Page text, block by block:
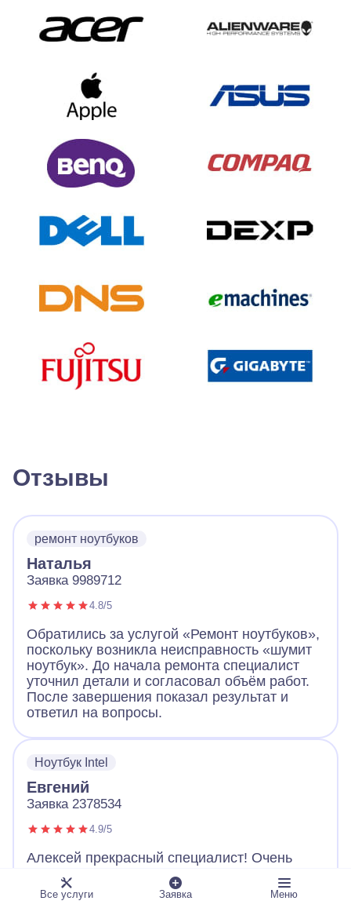
Отзывы
ремонт ноутбуков
Наталья
Заявка 9989712
4.8/5
Обратились за услугой «Ремонт ноутбуков»,
поскольку возникла неисправность «шумит
ноутбук». До начала ремонта специалист
уточнил детали и согласовал объём работ.
После завершения показал результат и
ответил на вопросы.
Ноутбук Intel
Евгений
Заявка 2378534
4.9/5
Алексей прекрасный специалист! Очень
советую. Починил все быстро, настроил и
отдал уже исправный ноутбук. Объяснил все
Все услуги Заявка Меню